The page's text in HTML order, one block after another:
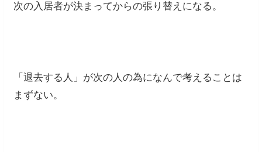
次の入居者が決まってからの張り替えになる。
「退去する人」が次の人の為になんで考えることは
まずない。